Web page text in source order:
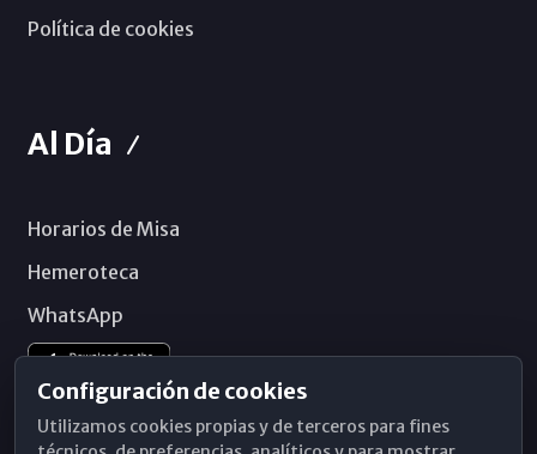
Política de cookies
Al Día
Horarios de Misa
Hemeroteca
WhatsApp
Configuración de cookies
Utilizamos cookies propias y de terceros para fines